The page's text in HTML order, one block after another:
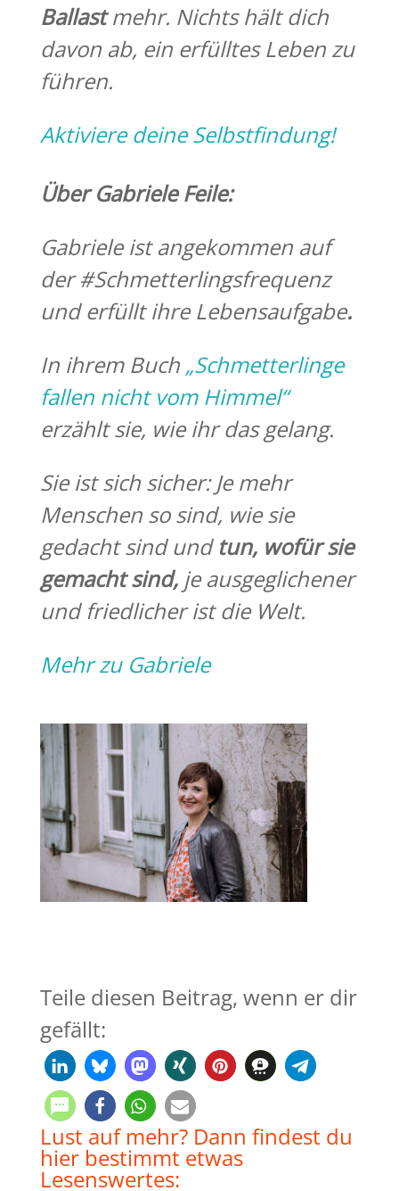
Ballastmehr. Nichts hält dich
davon ab, ein erfülltes Leben zu
führen.
Aktiviere deine Selbstfindung!
Über Gabriele Feile:
Gabriele ist angekommen auf
der #Schmetterlingsfrequenz
und erfüllt ihre Lebensaufgabe.
In ihrem Buch „Schmetterlinge
fallen nicht vom Himmel“
erzählt sie, wie ihr das gelang.
Sie ist sich sicher: Je mehr
Menschen so sind, wie sie
gedacht sind und tun, wofür sie
gemacht sind,je ausgeglichener
und friedlicher ist die Welt.
Mehr zu Gabriele
Teile diesen Beitrag, wenn er dir
gefällt:
Lust auf mehr? Dann findest du
hier bestimmt etwas
Lesenswertes: